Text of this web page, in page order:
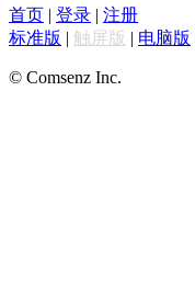
首页 | 登录 | 注册
标准版 | 触屏版 | 电脑版
© Comsenz Inc.